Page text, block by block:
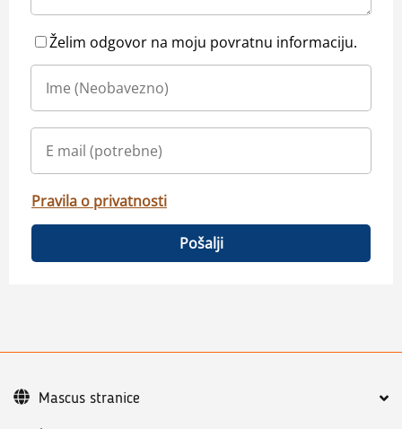
Želim odgovor na moju povratnu informaciju.
Pravila o privatnosti
Pošalji
Mascus stranice